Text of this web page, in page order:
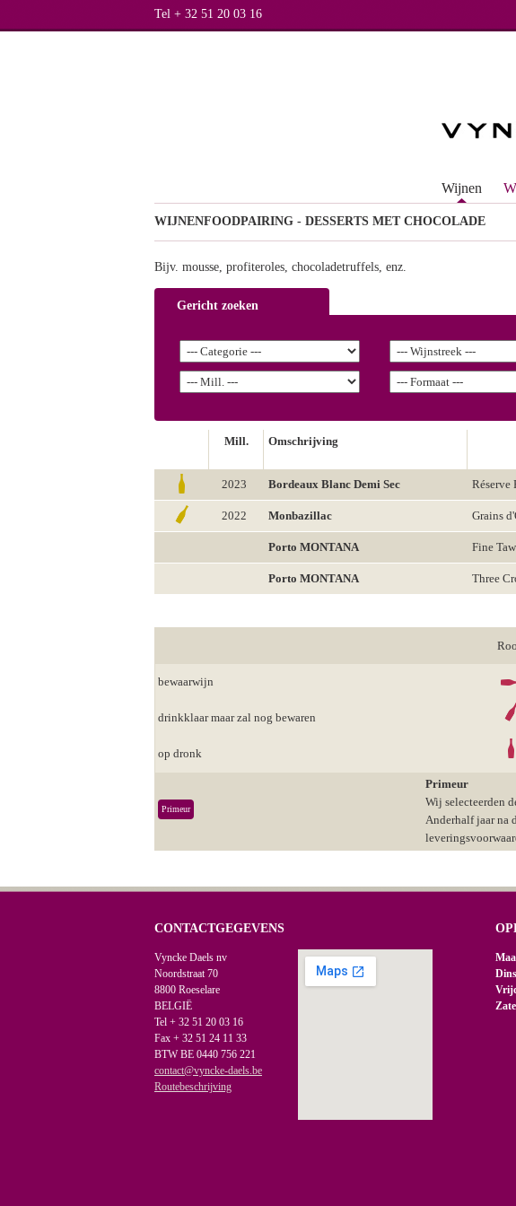
Tel + 32 51 20 03 16
Wijnen
WIJNENFOODPAIRING - DESSERTS MET CHOCOLADE
Bijv. mousse, profiteroles, chocoladetruffels, enz.
Gericht zoeken
Mill. Omschrijving
2023 Bordeaux Blanc Demi Sec Réserve
2022 Monbazillac Grains
Porto MONTANA Fine
Porto MONTANA Three
bewaarwijn
drinkklaar maar zal nog bewaren
op dronk
Primeur
Primeur
Wij selecteerden
Anderhalf jaar na
CONTACTGEGEVENS
Vyncke Daels nv
Noordstraat 70
8800 Roeselare
BELGIË
Tel + 32 51 20 03 16
Fax + 32 51 24 11 33
BTW BE 0440 756 221
contact@vyncke-daels.be
Routebeschrijving